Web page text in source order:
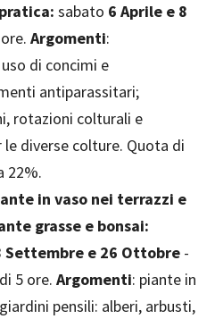
sabato 6 Aprile e 8
Argomenti:
di concimi e
antiparassitari;
rotazioni colturali e
diverse colture. Quota di
22%.
in vaso nei terrazzi e
grasse e bonsai:
Settembre e 26 Ottobre -
5 ore. Argomenti: piante in
pensili: alberi, arbusti,